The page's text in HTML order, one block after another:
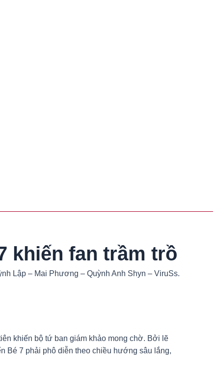
khiến fan trầm trồ
Lập – Mai Phương – Quỳnh Anh Shyn – ViruSs.
khiến bộ tứ ban giám khảo mong chờ. Bởi lẽ
Bé 7 phải phô diễn theo chiều hướng sâu lắng,